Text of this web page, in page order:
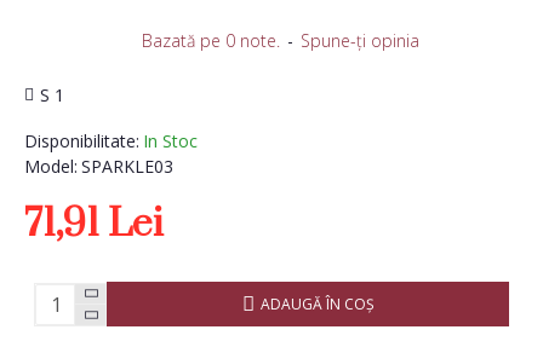
Disponibilitate: In Stoc
Model: SPARKLE03
S 1
Bazată pe 0 note. - Spune-ţi opinia
71,91 Lei
ADAUGĂ ÎN COŞ